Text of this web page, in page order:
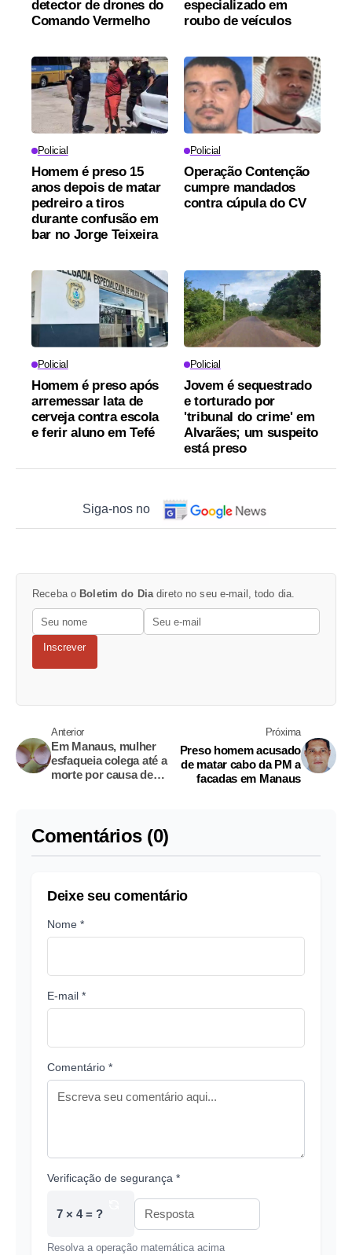
detector de drones do
Comando Vermelho
especializado em
roubo de veículos
Policial
Homem é preso 15
anos depois de matar
pedreiro a tiros
durante confusão em
bar no Jorge Teixeira
Policial
Operação Contenção
cumpre mandados
contra cúpula do CV
Policial
Homem é preso após
arremessar lata de
cerveja contra escola
e ferir aluno em Tefé
Policial
Jovem é sequestrado
e torturado por
'tribunal do crime' em
Alvarães; um suspeito
está preso
Siga-nos no
Receba o Boletim do Dia direto no seu e-mail, todo dia.
Inscrever
Anterior
Em Manaus, mulher
esfaqueia colega até a
morte por causa de
Próxima
Preso homem acusado
de matar cabo da PM a
facadas em Manaus
Comentários (0)
Deixe seu comentário
Nome *
E-mail *
Comentário *
Verificação de segurança *
7 × 4 = ?
Resolva a operação matemática acima